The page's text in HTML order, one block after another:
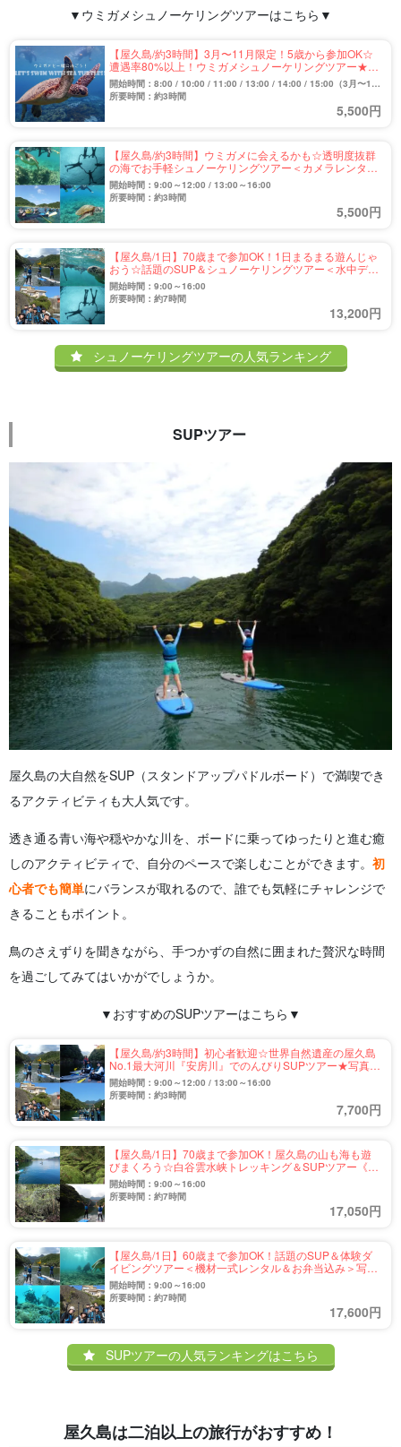
▼ウミガメシュノーケリングツアーはこちら▼
【屋久島/約3時間】3月〜11月限定！5歳から参加OK☆
遭遇率80%以上！ウミガメシュノーケリングツアー★写
真＆動画無料（No.11）
開始時間：8:00 / 10:00 / 11:00 / 13:00 / 14:00 / 15:00（3月〜10
月）
所要時間：約3時間
5,500円
【屋久島/約3時間】ウミガメに会えるかも☆透明度抜群
の海でお手軽シュノーケリングツアー＜カメラレンタル
無料/シャワー・更衣室あり＞（No.80）
開始時間：9:00～12:00 / 13:00～16:00
所要時間：約3時間
5,500円
【屋久島/1日】70歳まで参加OK！1日まるまる遊んじゃ
おう☆話題のSUP＆シュノーケリングツアー＜水中デジ
カメ無料貸出あり＞（No.13）
開始時間：9:00～16:00
所要時間：約7時間
13,200円
シュノーケリングツアーの人気ランキング
SUPツアー
屋久島の大自然をSUP（スタンドアップパドルボード）で満喫でき
るアクティビティも大人気です。
透き通る青い海や穏やかな川を、ボードに乗ってゆったりと進む癒
しのアクティビティで、自分のペースで楽しむことができます。 初
心者でも簡単にバランスが取れるので、誰でも気軽にチャレンジで
きることもポイント。
鳥のさえずりを聞きながら、手つかずの自然に囲まれた贅沢な時間
を過ごしてみてはいかがでしょうか。
▼おすすめのSUPツアーはこちら▼
【屋久島/約3時間】初心者歓迎☆世界自然遺産の屋久島
No.1最大河川『安房川』でのんびりSUPツアー★写真無
料（No.83）
開始時間：9:00～12:00 / 13:00～16:00
所要時間：約3時間
7,700円
【屋久島/1日】70歳まで参加OK！屋久島の山も海も遊
びまくろう☆白谷雲水峡トレッキング＆SUPツアー《お
弁当＆送迎付き》（No.10）
開始時間：9:00～16:00
所要時間：約7時間
17,050円
【屋久島/1日】60歳まで参加OK！話題のSUP＆体験ダ
イビングツアー＜機材一式レンタル＆お弁当込み＞写真
プレゼント☆屋久島の海を満喫♪（No.19）
開始時間：9:00～16:00
所要時間：約7時間
17,600円
SUPツアーの人気ランキングはこちら
屋久島は二泊以上の旅行がおすすめ！